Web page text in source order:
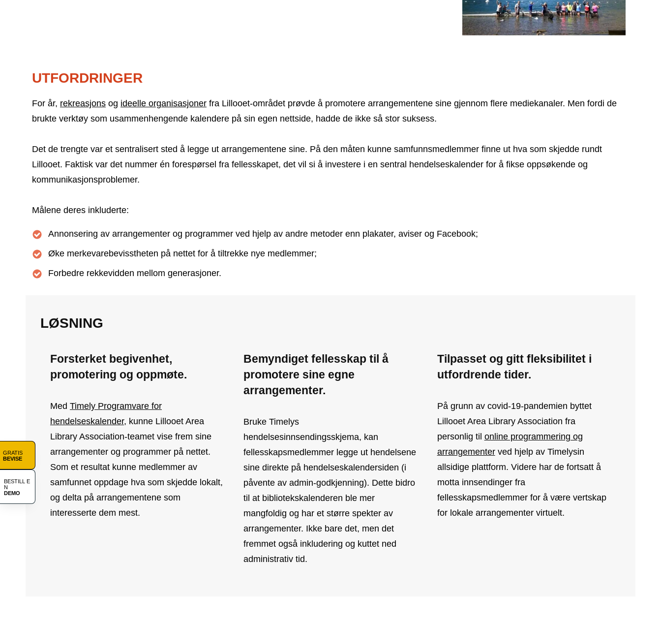
GRATIS
BEVISE
BESTILL E
N
DEMO
UTFORDRINGER
For år, rekreasjons og ideelle organisasjoner fra Lillooet-området prøvde å promotere arrangementene sine gjennom flere mediekanaler. Men fordi de
brukte verktøy som usammenhengende kalendere på sin egen nettside, hadde de ikke så stor suksess.
Det de trengte var et sentralisert sted å legge ut arrangementene sine. På den måten kunne samfunnsmedlemmer finne ut hva som skjedde rundt
Lillooet. Faktisk var det nummer én forespørsel fra fellesskapet, det vil si å investere i en sentral hendelseskalender for å fikse oppsøkende og
kommunikasjonsproblemer.
Målene deres inkluderte:
Annonsering av arrangementer og programmer ved hjelp av andre metoder enn plakater, aviser og Facebook;
Øke merkevarebevisstheten på nettet for å tiltrekke nye medlemmer;
Forbedre rekkevidden mellom generasjoner.
LØSNING
Forsterket begivenhet,
promotering og oppmøte.
MedTimely Programvare for
hendelseskalender, kunne Lillooet Area
Library Association-teamet vise frem sine
arrangementer og programmer på nettet.
Som et resultat kunne medlemmer av
samfunnet oppdage hva som skjedde lokalt,
og delta på arrangementene som
interesserte dem mest.
Bemyndiget fellesskap til å
promotere sine egne
arrangementer.
Bruke Timelys
hendelsesinnsendingsskjema, kan
fellesskapsmedlemmer legge ut hendelsene
sine direkte på hendelseskalendersiden (i
påvente av admin-godkjenning). Dette bidro
til at bibliotekskalenderen ble mer
mangfoldig og har et større spekter av
arrangementer. Ikke bare det, men det
fremmet også inkludering og kuttet ned
administrativ tid.
Tilpasset og gitt fleksibilitet i
utfordrende tider.
På grunn av covid-19-pandemien byttet
Lillooet Area Library Association fra
personlig til online programmering og
arrangementerved hjelp av Timelysin
allsidige plattform. Videre har de fortsatt å
motta innsendinger fra
fellesskapsmedlemmer for å være vertskap
for lokale arrangementer virtuelt.